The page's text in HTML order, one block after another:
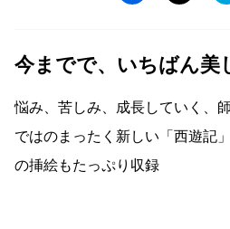
今までで、いちばん美
悩み、苦しみ、成長していく、
ではのまったく新しい「西遊記
の挿絵もたっぷり収録